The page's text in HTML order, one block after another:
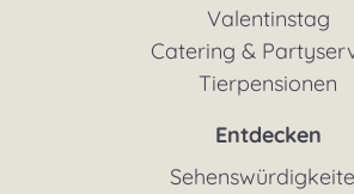
Valentinstag
Catering &
Tierpensionen
Entdecken